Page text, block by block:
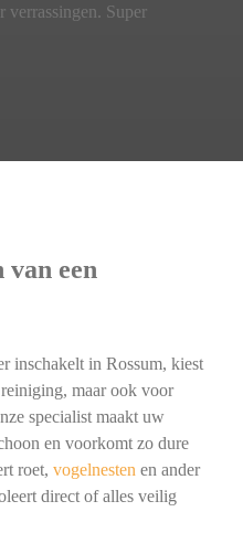
verrassingen. Super
van een
inschakelt in Rossum, kiest
maar ook voor
specialist maakt uw
en voorkomt zo dure
roet, vogelnesten en ander
direct of alles veilig